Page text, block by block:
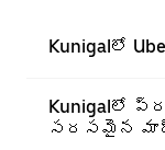
Kunigalలో
Kunigalలో
సరసమైన